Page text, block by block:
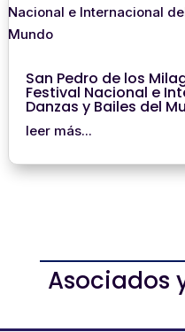
San Pedro de los
Festival Nacional e
Danzas y Bailes del
leer más...
Asociados